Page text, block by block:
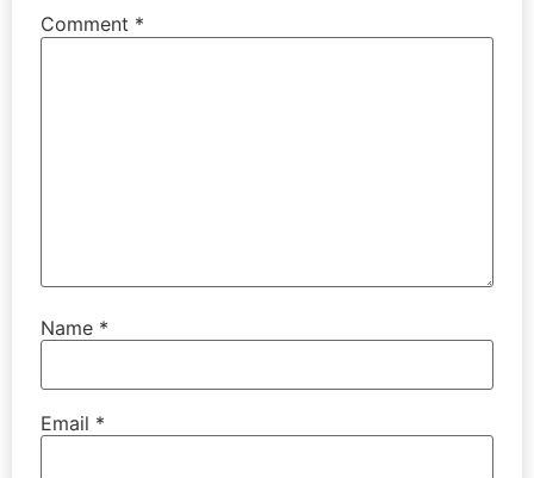
Comment *
Name *
Email *